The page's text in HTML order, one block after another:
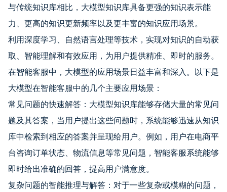
与传统知识库相比，大模型知识库具备更强的知识表示能
力、更高的知识更新频率以及更丰富的知识应用场景。
利用深度学习、自然语言处理等技术，实现对知识的自动获
取、智能理解和有效应用，为用户提供精准、即时的服务。
在智能客服中，大模型的应用场景日益丰富和深入。以下是
大模型在智能客服中的几个主要应用场景：
常见问题的快速解答：大模型知识库能够存储大量的常见问
题及其答案，当用户提出这些问题时，系统能够迅速从知识
库中检索到相应的答案并呈现给用户。例如，用户在电商平
台咨询订单状态、物流信息等常见问题，智能客服系统能够
即时给出准确的回答，提高用户满意度。
复杂问题的智能推理与解答：对于一些复杂或模糊的问题，